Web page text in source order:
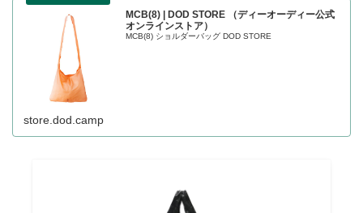
MCB(8) | DOD STORE （ディーオーディー公式
オンラインストア）
MCB(8) ショルダーバッグ DOD STORE
store.dod.camp